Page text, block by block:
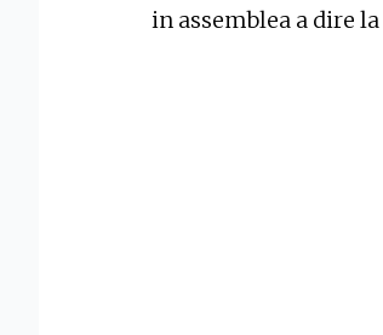
in assemblea a dire